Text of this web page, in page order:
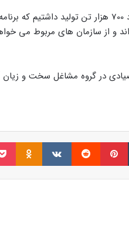
خون میرزایی با یادآوری اینکه در سال 1399حدود 700
و از سازمان های مربوط می
در گروه مشاغل سخت و زیان
تامبلر پینتریست Reddit
VKontakte
Odnoklassniki